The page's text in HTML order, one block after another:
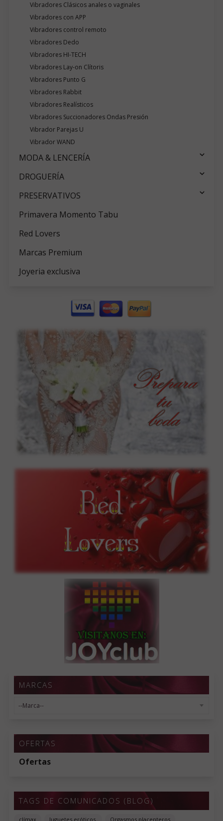
Vibradores Clásicos anales o vaginales
Vibradores con APP
Vibradores control remoto
Vibradores Dedo
Vibradores HI-TECH
Vibradores Lay-on Clítoris
Vibradores Punto G
Vibradores Rabbit
Vibradores Realísticos
Vibradores Succionadores Ondas Presión
Vibrador Parejas U
Vibrador WAND
MODA & LENCERÍA
DROGUERÍA
PRESERVATIVOS
Primavera Momento Tabu
Red Lovers
Marcas Premium
Joyeria exclusiva
MARCAS
OFERTAS
Ofertas
TAGS DE COMUNICADOS (BLOG)
clímax Juguetes eróticos. Orgasmos placenteros